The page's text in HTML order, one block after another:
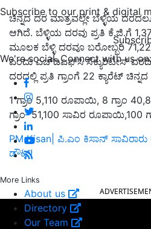
Subscribe to our print & digital
We're social. Connect with us on:
More Links
About us
Directory
Our Team
ಚಿನ್ನದ ದರ ಮಾತ್ರವಲ್ಲೇ ಬೆಳ್ಳಿಯ
ಆಗಿದೆ. ಬೆಳ್ಳಿಯ ದರವು ಪ್ರತಿ ಕೆ.ಜಿ.ಗೆ
ಮೂಲಕ ಬೆಳ್ಳಿ ದರವೂ ಬರೋಬ್ಬರಿ
ಎಂದುಎಚ್‌ಡಿಎಫ್‌ಸಿ ಸೆಕ್ಯುರಿಟೀಸ್‌
ದರದಲ್ಲಿ ಪ್ರತಿ ಗ್ರಾಂಗೆ 22 ಕ್ಯಾರೆಟ್
1 ಗ್ರಾಂ 5,110 ರೂಪಾಯಿ, 8 ಗ್ರಾಂ
ಗ್ರಾಂ 51,100 ಸಾವಿರ ರೂಪಾಯಿ,100
PM Kisan| ಪಿ.ಎಂ ಕಿಸಾನ್‌ ಸಾವಿರಾರು
ಡೌಟ್‌!